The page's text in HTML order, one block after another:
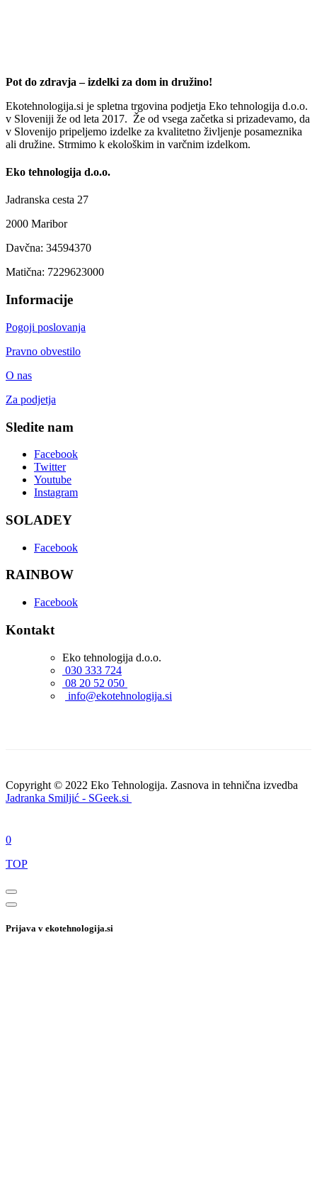
Pot do zdravja – izdelki za dom in družino!
Ekotehnologija.si je spletna trgovina podjetja Eko tehnologija d.o.o.
v Sloveniji že od leta 2017. Že od vsega začetka si prizadevamo, da
v Slovenijo pripeljemo izdelke za kvalitetno življenje posameznika
ali družine. Strmimo k ekološkim in varčnim izdelkom.
Eko tehnologija d.o.o.
Jadranska cesta 27
2000 Maribor
Davčna: 34594370
Matična: 7229623000
Informacije
Pogoji poslovanja
Pravno obvestilo
O nas
Za podjetja
Sledite nam
Facebook
Twitter
Youtube
Instagram
SOLADEY
Facebook
RAINBOW
Facebook
Kontakt
Eko tehnologija d.o.o.
030 333 724
08 20 52 050
info@ekotehnologija.si
Copyright © 2022 Eko Tehnologija. Zasnova in tehnična izvedba
Jadranka Smiljić - SGeek.si
0
TOP
Prijava v ekotehnologija.si